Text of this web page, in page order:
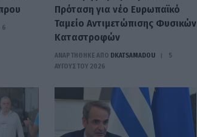
6
Πρόταση για νέο Ευρωπαϊκό
Ταμείο Αντιμετώπισης Φυσικών
Καταστροφών
ΑΝΑΡΤΗΘΗΚΕ ΑΠΟ DKATSAMADOU
5
ΑΥΓΟΎΣΤΟΥ 2026